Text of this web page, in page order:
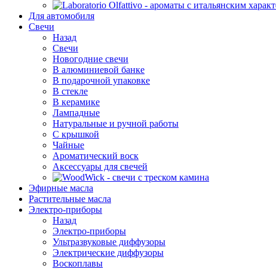
Для автомобиля
Свечи
Назад
Свечи
Новогодние свечи
В алюминиевой банке
В подарочной упаковке
В стекле
В керамике
Лампадные
Натуральные и ручной работы
С крышкой
Чайные
Ароматический воск
Аксессуары для свечей
Эфирные масла
Растительные масла
Электро-приборы
Назад
Электро-приборы
Ультразвуковые диффузоры
Электрические диффузоры
Воскоплавы